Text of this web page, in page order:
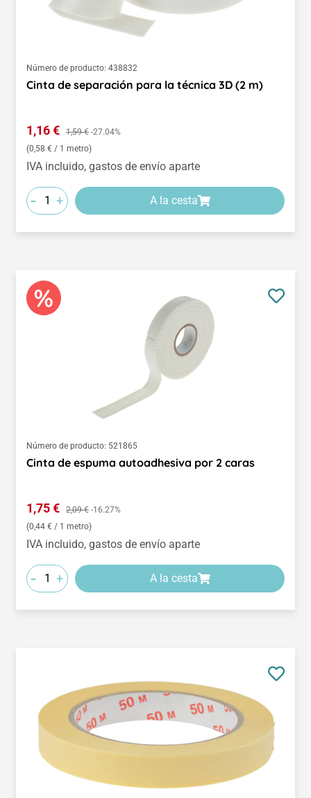
Número de producto: 438832
Cinta de separación para la técnica 3D (2 m)
Precio de venta:
1,16 € Precio normal:
1,59 € -27.04%
(0,58 € / 1 metro)
IVA incluido, gastos de envío aparte
- + A la cesta
Número de producto: 521865
Cinta de espuma autoadhesiva por 2 caras
Precio de venta:
1,75 € Precio normal:
2,09 € -16.27%
(0,44 € / 1 metro)
IVA incluido, gastos de envío aparte
- + A la cesta